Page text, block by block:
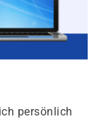
persönlich